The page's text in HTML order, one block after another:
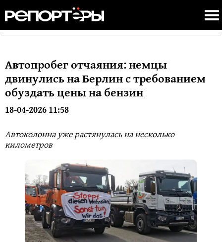
Автопробег отчаяния: немцы
двинулись на Берлин с требованием
обуздать цены на бензин
18-04-2026 11:58
Автоколонна уже растянулась на несколько
километров